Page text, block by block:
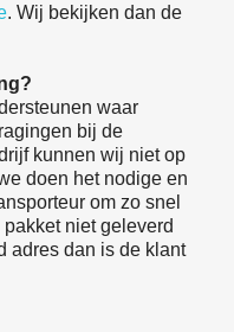
. Wij bekijken dan de
waar
bij de
kunnen wij niet op
doen het nodige en
om zo snel
niet geleverd
adres dan is de klant